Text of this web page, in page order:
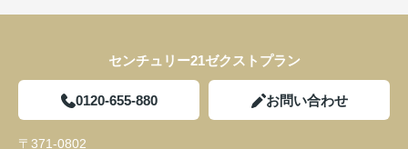
センチュリー21ゼクストプラン
0120-655-880 お問い合わせ
〒371-0802